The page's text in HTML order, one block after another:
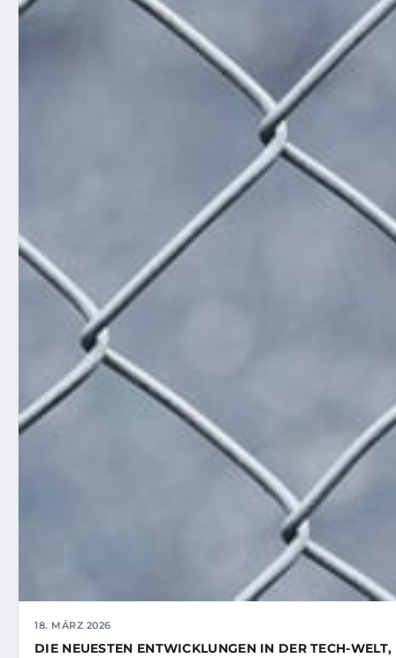
18. MÄRZ 2026
DIE NEUESTEN ENTWICKLUNGEN IN DER TECH-